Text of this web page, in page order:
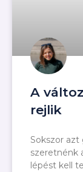
A
rejlik
Sokszor
szeretnénk
lépést kell